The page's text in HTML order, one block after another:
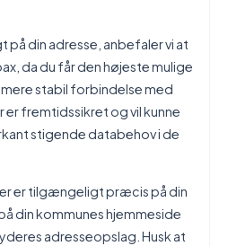
din adresse, anbefaler vi at
da du får den højeste mulige
stabil forbindelse med
er fremtidssikret og vil kunne
stigende databehov i de
er tilgængeligt præcis på din
din kommunes hjemmeside
adresseopslag. Husk at